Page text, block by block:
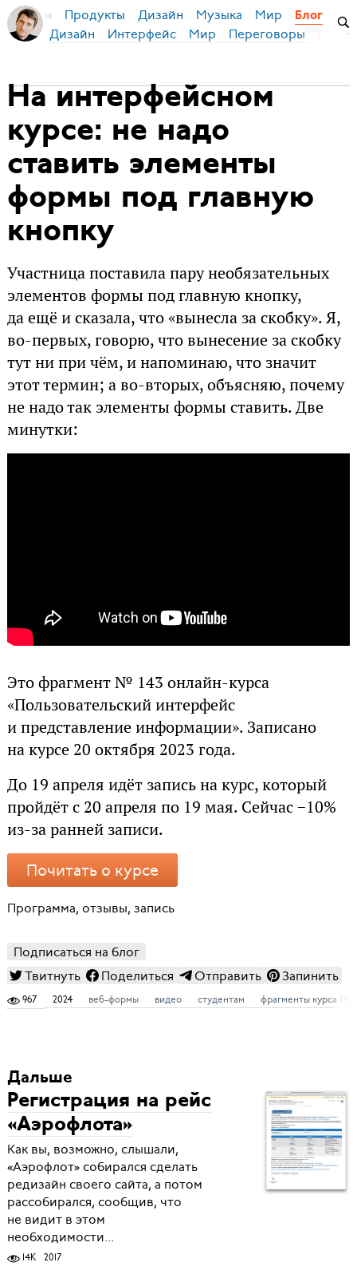
Бирман Продукты Дизайн Музыка Мир Блог
Дизайн Интерфейс Мир Переговоры
На интерфейсном
курсе: не надо
ставить элементы
формы под главную
кнопку
Участница поставила пару необязательных
элементов формы под главную кнопку,
да ещё и сказала, что «вынесла за скобку». Я,
во-первых, говорю, что вынесение за скобку
тут ни при чём, и напоминаю, что значит
этот термин; а во-вторых, объясняю, почему
не надо так элементы формы ставить. Две
минутки:
Это фрагмент № 143 онлайн-курса
«Пользовательский интерфейс
и представление информации». Записано
на курсе 20 октября 2023 года.
До 19 апреля идёт запись на курс, который
пройдёт с 20 апреля по 19 мая. Сейчас −10%
из-за ранней записи.
Почитать о курсе
Программа, отзывы, запись
Подписаться на блог
Твитнуть
Поделиться Отправить Запинить
967 2024 веб-формы видео студентам фрагменты курса ПИ
Дальше
Регистрация на рейс
«Аэрофлота»
Как вы, возможно, слышали,
«Аэрофлот» собирался сделать
редизайн своего сайта, а потом
рассобирался, сообщив, что
не видит в этом
необходимости...
14K 2017